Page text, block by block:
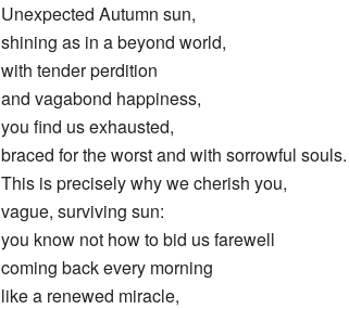
Unexpected Autumn sun,
shining as in a beyond world,
with tender perdition
and vagabond happiness,
you find us exhausted,
braced for the worst and with sorrowful souls.
This is precisely why we cherish you,
vague, surviving sun:
you know not how to bid us farewell
coming back every morning
like a renewed miracle,